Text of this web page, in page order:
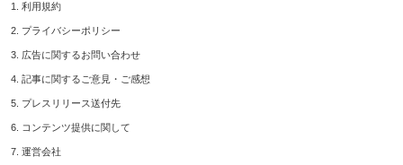
1. 利用規約
2. プライバシーポリシー
3. 広告に関するお問い合わせ
4. 記事に関するご意見・ご感想
5. プレスリリース送付先
6. コンテンツ提供に関して
7. 運営会社